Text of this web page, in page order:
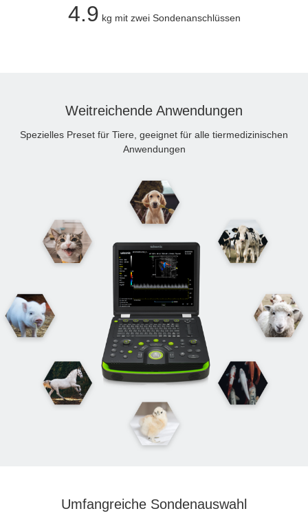
4.9 kg mit zwei Sondenanschlüssen
Weitreichende Anwendungen
Spezielles Preset für Tiere, geeignet für alle tiermedizinischen
Anwendungen
Umfangreiche Sondenauswahl